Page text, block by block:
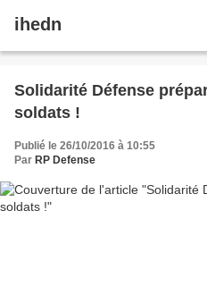
ihedn
Solidarité Défense
soldats !
Publié le 26/10/2016 à 10:55
Par RP Defense